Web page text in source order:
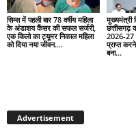
सिम्स में पहली बार 78 वर्षीय महिला
के अंडाशय कैंसर की सफल सर्जरी,
एक किलो का ट्यूमर निकाल महिला
को दिया नया जीवन….
मुख्यमंत्री
छत्तीसगढ़
2026-27
प्राप्त
बना...
Advertisement